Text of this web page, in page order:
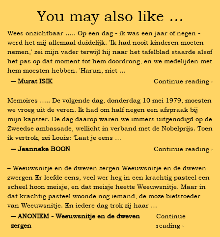
You may also like …
Wees onzichtbaar ….. Op een dag - ik was een jaar of negen -
werd het mij allemaal duidelijk. 'Ik had nooit kinderen moeten
nemen,' zei mijn vader terwijl hij naar het tafelblad staarde alsof
het pas op dat moment tot hem doordrong, en we medelijden met
hem moesten hebben. 'Harun, niet …
― Murat ISIK
Continue reading ›
Memoires ….. De volgende dag, donderdag 10 mei 1979, moesten
we vroeg uit de veren. Ik had om half negen een afspraak bij
mijn kapster. De dag daarop waren we immers uitgenodigd op de
Zweedse ambassade, wellicht in verband met de Nobelprijs. Toen
ik vertrok, zei Louis: ‘Laat je eens …
― Jeanneke BOON
Continue reading ›
– Weeuwsnitje en de dweven zergen Weeuwsnitje en de dweven
zwergen Er leefde eens, veel wer heg in een krachtig pasteel een
scheel hoon meisje, en dat meisje heette Weeuwsnitje. Maar in
dat krachtig pasteel woonde nog iemand, de moze biefstoeder
van Weeuwsnitje. En iedere dag trok zij haar …
― ANONIEM - Weeuwsnitje en de dweven
zergen
Continue
reading ›